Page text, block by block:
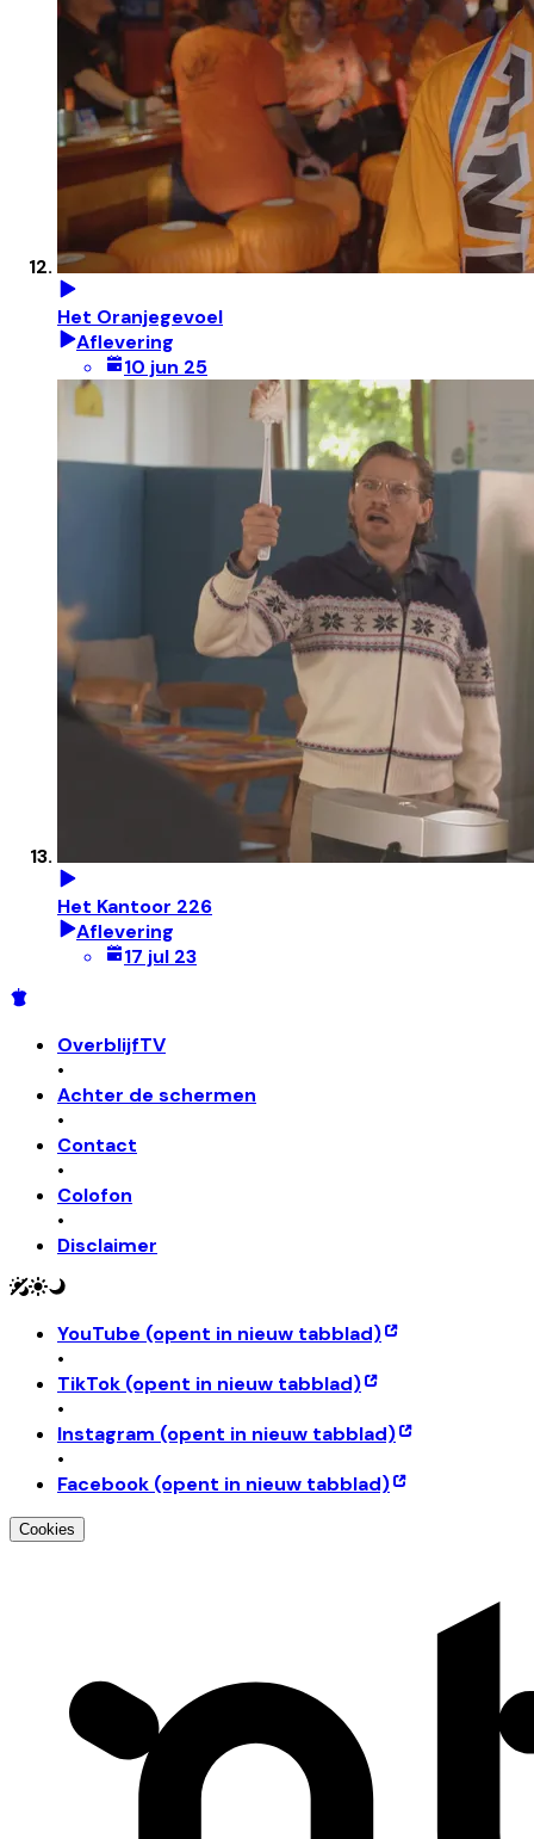
Het Oranjegevoel
Aflevering
10 jun 25
Het Kantoor 226
Aflevering
17 jul 23
OverblijfTV
•
Achter de schermen
•
Contact
•
Colofon
•
Disclaimer
YouTube (opent in nieuw tabblad)
•
TikTok (opent in nieuw tabblad)
•
Instagram (opent in nieuw tabblad)
•
Facebook (opent in nieuw tabblad)
Cookies